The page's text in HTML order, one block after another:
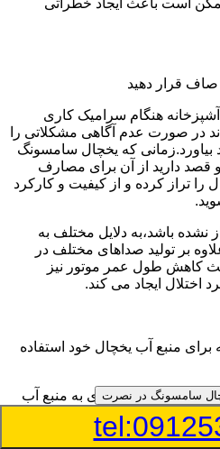
است باعث ایجاد خطراتی
صاف قرار دهید
هنگام سرامیک کاری
در صورت عدم آگاهی مشکلاتی را
که یخچال سامسونگ
دارید از آن برای مصارف
را تراز کرده و از کیفیت و کارکرد
باشد،به دلایل مختلف به
بر تولید صداهای مختلف در
کاهش طول عمر موتور نیز
اختلال ایجاد می کند.
برای منبع آب یخچال خود استفاده
قسمت ویژه ای به منبع آب
و استفاده از آن اختصاص داده
سامسونگ دارای منبع آبریز
سامسونگ در نصرت